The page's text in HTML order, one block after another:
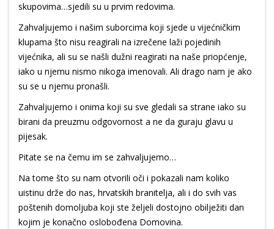
skupovima…sjedili su u prvim redovima.
Zahvaljujemo i našim suborcima koji sjede u vijećničkim
klupama što nisu reagirali na izrečene laži pojedinih
vijećnika, ali su se našli dužni reagirati na naše priopćenje,
iako u njemu nismo nikoga imenovali. Ali drago nam je ako
su se u njemu pronašli.
Zahvaljujemo i onima koji su sve gledali sa strane iako su
birani da preuzmu odgovornost a ne da guraju glavu u
pijesak.
Pitate se na čemu im se zahvaljujemo…
Na tome što su nam otvorili oči i pokazali nam koliko
uistinu drže do nas, hrvatskih branitelja, ali i do svih vas
poštenih domoljuba koji ste željeli dostojno obilježiti dan
kojim je konačno oslobođena Domovina.